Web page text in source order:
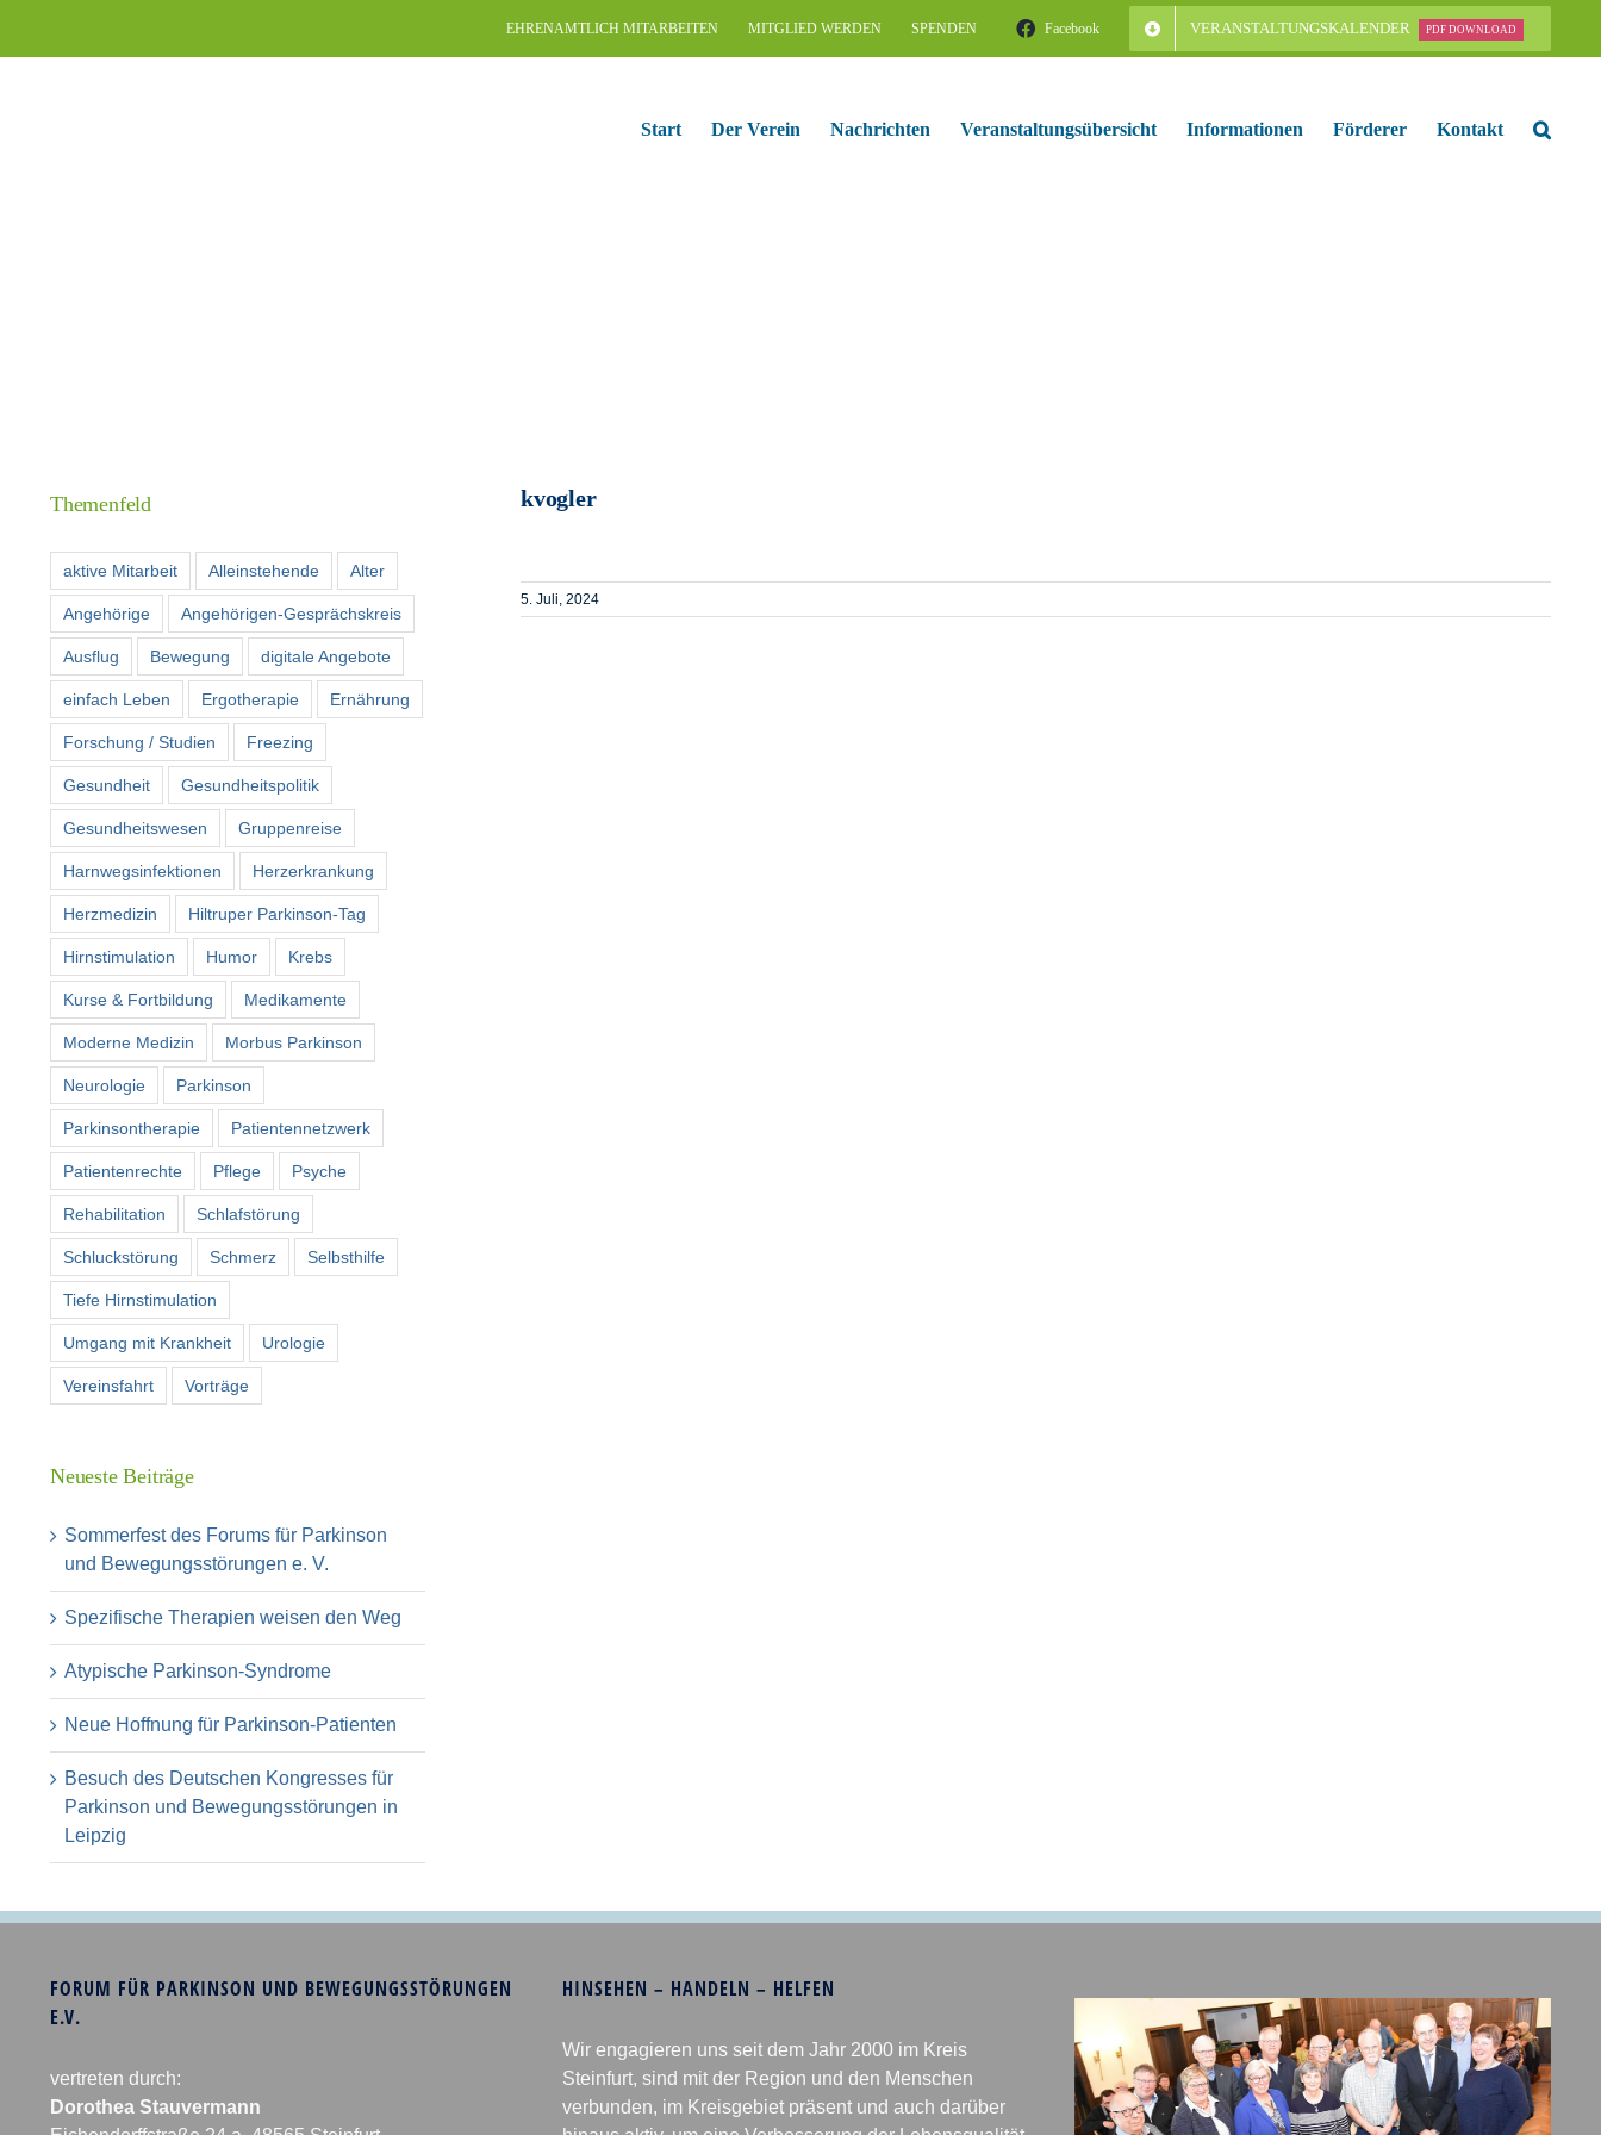
EHRENAMTLICH MITARBEITEN MITGLIED WERDEN SPENDEN Facebook VERANSTALTUNGSKALENDER PDF DOWNLOAD
Start Der Verein Nachrichten Veranstaltungsübersicht Informationen Förderer Kontakt
kvogler
5. Juli, 2024
Themenfeld
aktive Mitarbeit Alleinstehende Alter
Angehörige Angehörigen-Gesprächskreis
Ausflug Bewegung digitale Angebote
einfach Leben Ergotherapie Ernährung
Forschung / Studien Freezing
Gesundheit Gesundheitspolitik
Gesundheitswesen Gruppenreise
Harnwegsinfektionen Herzerkrankung
Herzmedizin Hiltruper Parkinson-Tag
Hirnstimulation Humor Krebs
Kurse & Fortbildung Medikamente
Moderne Medizin Morbus Parkinson
Neurologie Parkinson
Parkinsontherapie Patientennetzwerk
Patientenrechte Pflege Psyche
Rehabilitation Schlafstörung
Schluckstörung Schmerz Selbsthilfe
Tiefe Hirnstimulation
Umgang mit Krankheit Urologie
Vereinsfahrt Vorträge
Neueste Beiträge
Sommerfest des Forums für Parkinson
und Bewegungsstörungen e. V.
Spezifische Therapien weisen den Weg
Atypische Parkinson-Syndrome
Neue Hoffnung für Parkinson-Patienten
Besuch des Deutschen Kongresses für
Parkinson und Bewegungsstörungen in
Leipzig
FORUM FÜR PARKINSON UND BEWEGUNGSSTÖRUNGEN
E.V.
vertreten durch:
Dorothea Stauvermann
HINSEHEN – HANDELN – HELFEN
Wir engagieren uns seit dem Jahr 2000 im Kreis
Steinfurt, sind mit der Region und den Menschen
verbunden, im Kreisgebiet präsent und auch darüber